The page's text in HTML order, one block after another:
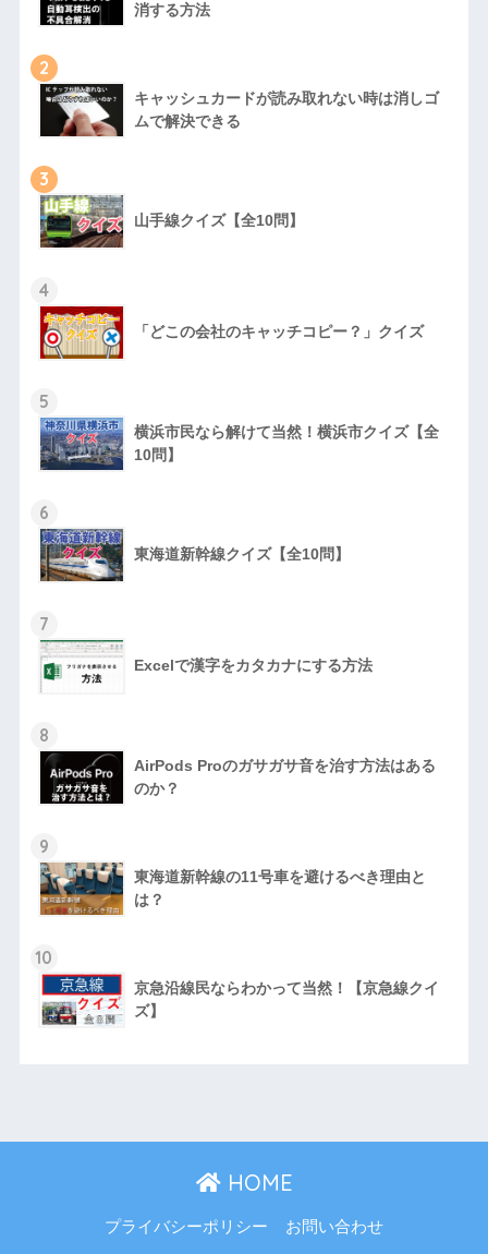
消する方法
2
キャッシュカードが読み取れない時は消しゴ
ムで解決できる
3
山手線クイズ【全10問】
4
「どこの会社のキャッチコピー？」クイズ
5
横浜市民なら解けて当然！横浜市クイズ【全
10問】
6
東海道新幹線クイズ【全10問】
7
Excelで漢字をカタカナにする方法
8
AirPods Proのガサガサ音を治す方法はある
のか？
9
東海道新幹線の11号車を避けるべき理由と
は？
10
京急沿線民ならわかって当然！【京急線クイ
ズ】
HOME
プライバシーポリシー お問い合わせ